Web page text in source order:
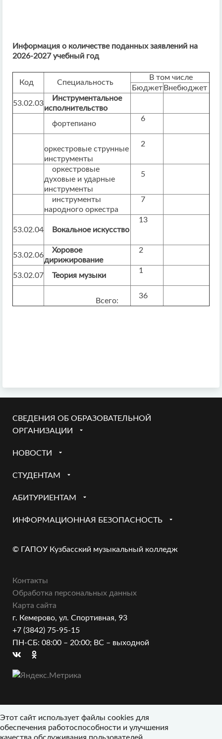
Информация о количестве поданных заявлений на
2026-2027 учебный год
Код Специальность
В том числе
Бюджет Внебюджет
53.02.03
Инструментальное
исполнительство
фортепиано
6
оркестровые струнные
инструменты
2
оркестровые
духовые и ударные
инструменты
5
инструменты
народного оркестра
7
53.02.04 Вокальное искусство
13
53.02.06
Хоровое
дирижирование
2
53.02.07 Теория музыки
1
Всего:
36
СВЕДЕНИЯ ОБ ОБРАЗОВАТЕЛЬНОЙ
ОРГАНИЗАЦИИ
НОВОСТИ
СТУДЕНТАМ
АБИТУРИЕНТАМ
ИНФОРМАЦИОННАЯ БЕЗОПАСНОСТЬ
© ГАПОУ Кузбасский музыкальный колледж
Контакты
Обработка персональных данных
Карта сайта
г. Кемерово, ул. Спортивная, 93
+7 (3842) 75-95-15
ПН-СБ: 08:00 – 20:00; ВС – выходной
Этот сайт использует файлы cookies для
обеспечения работоспособности и улучшения